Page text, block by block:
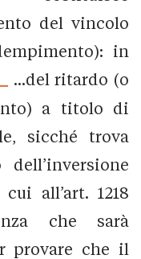
del vincolo
in
...del ritardo (o
a titolo di
sicché trova
all’art. 1218
che sarà
provare che il